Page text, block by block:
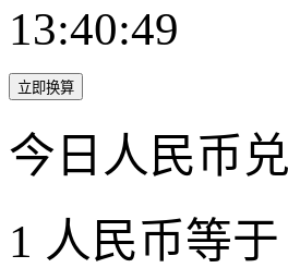
13:40:49
立即换算
今日人民币
1 人民币等